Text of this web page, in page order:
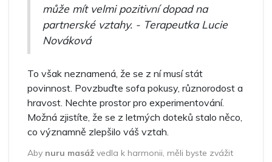
může mít velmi pozitivní dopad na
partnerské vztahy. - Terapeutka Lucie
Nováková
To však neznamená, že se z ní musí stát
povinnost. Povzbuďte sofa pokusy, různorodost a
hravost. Nechte prostor pro experimentování.
Možná zjistíte, že se z letmých doteků stalo něco,
co významně zlepšilo váš vztah.
Aby nuru masáž vedla k harmonii, měli byste zvážit